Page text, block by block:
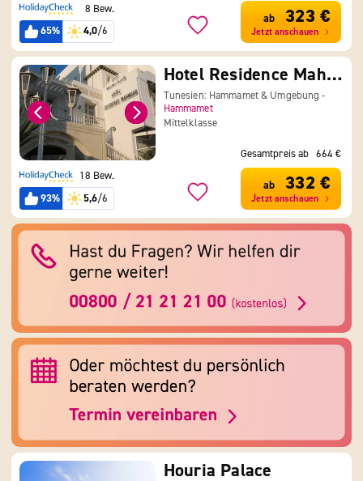
8 Bew.
65%
4,0/6
ab 323 €
Jetzt anschauen
Hotel Residence Mahmoud
Tunesien: Hammamet & Umgebung -
Hammamet
Mittelklasse
18 Bew.
93%
5,6/6
Gesamtpreis ab 664 €
ab 332 €
Jetzt anschauen
Houria Palace